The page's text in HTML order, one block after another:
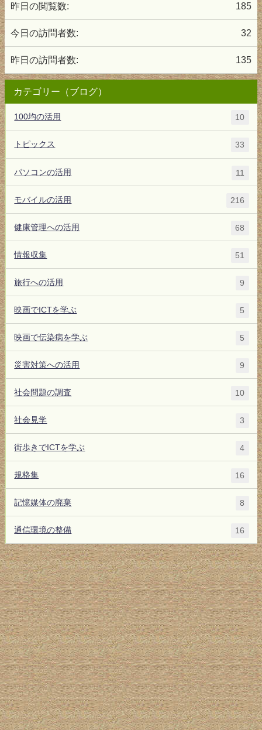
185
昨日の閲覧数:
32
今日の訪問者数:
135
昨日の訪問者数:
カテゴリー（ブログ）
100均の活用 10
トピックス 33
パソコンの活用 11
モバイルの活用 216
健康管理への活用 68
情報収集 51
旅行への活用 9
映画でICTを学ぶ 5
映画で伝染病を学ぶ 5
災害対策への活用 9
社会問題の調査 10
社会見学 3
街歩きでICTを学ぶ 4
規格集 16
記憶媒体の廃棄 8
通信環境の整備 16